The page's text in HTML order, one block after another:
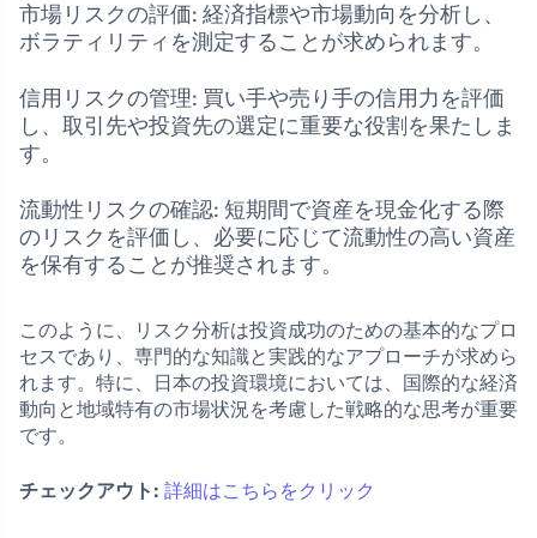
市場リスクの評価: 経済指標や市場動向を分析し、
ボラティリティを測定することが求められます。
信用リスクの管理: 買い手や売り手の信用力を評価
し、取引先や投資先の選定に重要な役割を果たしま
す。
流動性リスクの確認: 短期間で資産を現金化する際
のリスクを評価し、必要に応じて流動性の高い資産
を保有することが推奨されます。
このように、リスク分析は投資成功のための基本的なプロ
セスであり、専門的な知識と実践的なアプローチが求めら
れます。特に、日本の投資環境においては、国際的な経済
動向と地域特有の市場状況を考慮した戦略的な思考が重要
です。
チェックアウト: 詳細はこちらをクリック